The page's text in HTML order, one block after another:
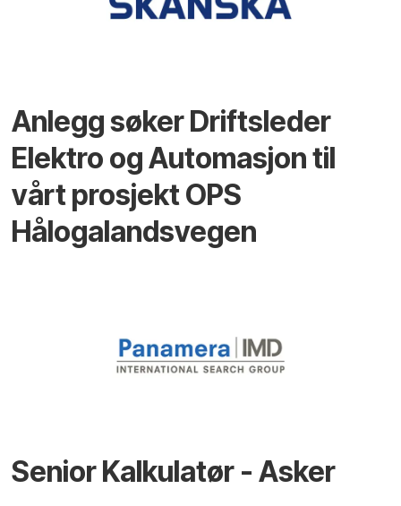
Anlegg søker Driftsleder
Elektro og Automasjon til
vårt prosjekt OPS
Hålogalandsvegen
Senior Kalkulatør - Asker